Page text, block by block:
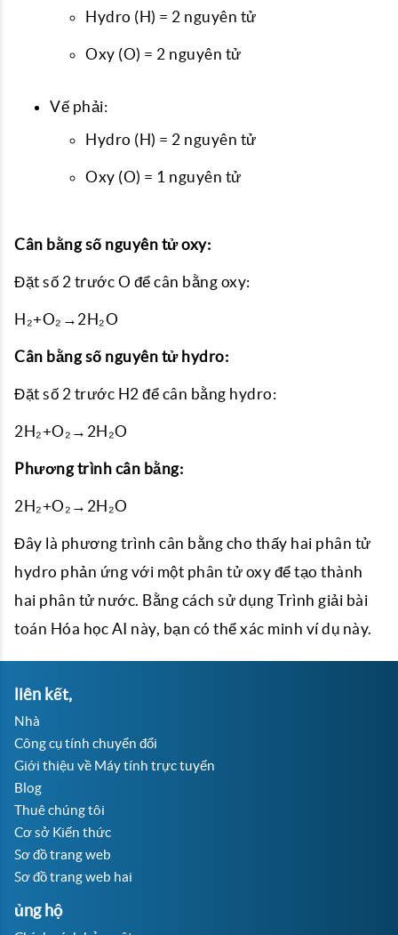
Hydro (H) = 2 nguyên tử
Oxy (O) = 2 nguyên tử
Vế phải:
Hydro (H) = 2 nguyên tử
Oxy (O) = 1 nguyên tử
Cân bằng số nguyên tử oxy:
Đặt số 2 trước O để cân bằng oxy:
H₂+O₂→2H₂O
Cân bằng số nguyên tử hydro:
Đặt số 2 trước H2 để cân bằng hydro:
2H₂+O₂→2H₂O
Phương trình cân bằng:
2H₂+O₂→2H₂O
Đây là phương trình cân bằng cho thấy hai phân tử
hydro phản ứng với một phân tử oxy để tạo thành
hai phân tử nước. Bằng cách sử dụng Trình giải bài
toán Hóa học AI này, bạn có thể xác minh ví dụ này.
liên kết,
Nhà
Công cụ tính chuyển đổi
Giới thiệu về Máy tính trực tuyến
Blog
Thuê chúng tôi
Cơ sở Kiến thức
Sơ đồ trang web
Sơ đồ trang web hai
ủng hộ